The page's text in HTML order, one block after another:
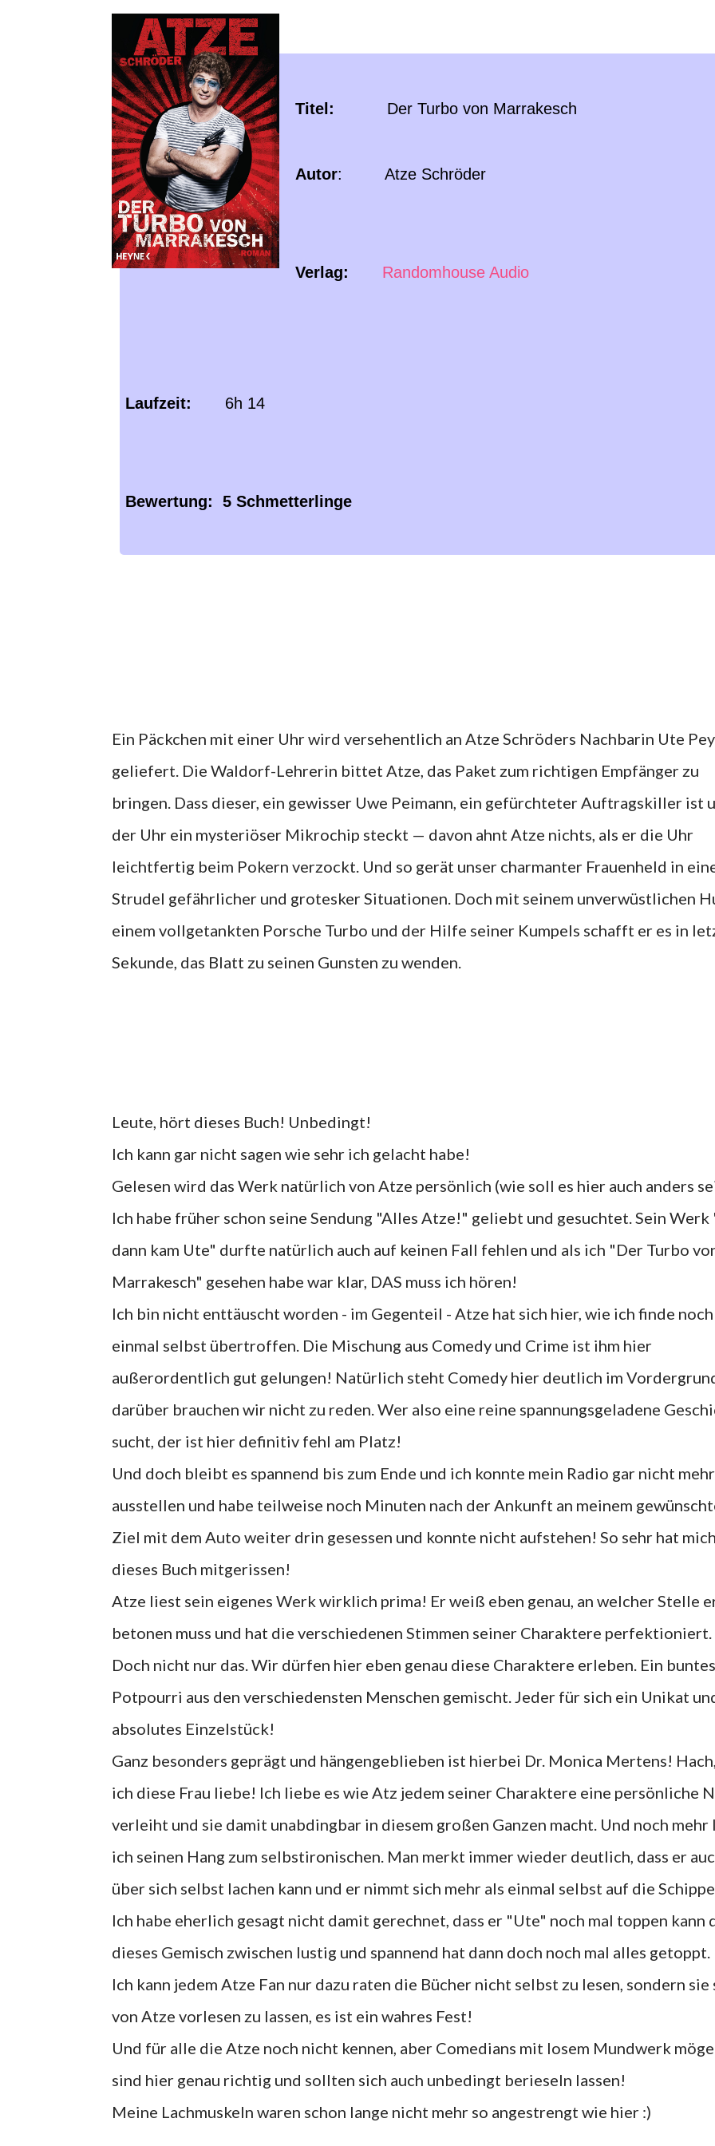
Titel: Der Turbo von Marrakesch
Autor: Atze Schröder
Verlag: Randomhouse Audio
Laufzeit: 6h 14
Bewertung: 5 Schmetterlinge
Ein Päckchen mit einer Uhr wird versehentlich an Atze Schröders Nachbarin Ute
geliefert. Die Waldorf-Lehrerin bittet Atze, das Paket zum richtigen Empfänger zu
bringen. Dass dieser, ein gewisser Uwe Peimann, ein gefürchteter Auftragskiller ist
der Uhr ein mysteriöser Mikrochip steckt — davon ahnt Atze nichts, als er die Uhr
leichtfertig beim Pokern verzockt. Und so gerät unser charmanter Frauenheld in
Strudel gefährlicher und grotesker Situationen. Doch mit seinem unverwüstlichen
einem vollgetankten Porsche Turbo und der Hilfe seiner Kumpels schafft er es in
Sekunde, das Blatt zu seinen Gunsten zu wenden.
Leute, hört dieses Buch! Unbedingt!
Ich kann gar nicht sagen wie sehr ich gelacht habe!
Gelesen wird das Werk natürlich von Atze persönlich (wie soll es hier auch anders
Ich habe früher schon seine Sendung "Alles Atze!" geliebt und gesuchtet. Sein Werk
dann kam Ute" durfte natürlich auch auf keinen Fall fehlen und als ich "Der Turbo
Marrakesch" gesehen habe war klar, DAS muss ich hören!
Ich bin nicht enttäuscht worden - im Gegenteil - Atze hat sich hier, wie ich finde noch
einmal selbst übertroffen. Die Mischung aus Comedy und Crime ist ihm hier
außerordentlich gut gelungen! Natürlich steht Comedy hier deutlich im
darüber brauchen wir nicht zu reden. Wer also eine reine spannungsgeladene
sucht, der ist hier definitiv fehl am Platz!
Und doch bleibt es spannend bis zum Ende und ich konnte mein Radio gar nicht mehr
ausstellen und habe teilweise noch Minuten nach der Ankunft an meinem
Ziel mit dem Auto weiter drin gesessen und konnte nicht aufstehen! So sehr hat mich
dieses Buch mitgerissen!
Atze liest sein eigenes Werk wirklich prima! Er weiß eben genau, an welcher Stelle
betonen muss und hat die verschiedenen Stimmen seiner Charaktere perfektioniert.
Doch nicht nur das. Wir dürfen hier eben genau diese Charaktere erleben. Ein buntes
Potpourri aus den verschiedensten Menschen gemischt. Jeder für sich ein Unikat
absolutes Einzelstück!
Ganz besonders geprägt und hängengeblieben ist hierbei Dr. Monica Mertens!
ich diese Frau liebe! Ich liebe es wie Atz jedem seiner Charaktere eine persönliche
verleiht und sie damit unabdingbar in diesem großen Ganzen macht. Und noch mehr
ich seinen Hang zum selbstironischen. Man merkt immer wieder deutlich, dass er
über sich selbst lachen kann und er nimmt sich mehr als einmal selbst auf die
Ich habe eherlich gesagt nicht damit gerechnet, dass er "Ute" noch mal toppen kann
dieses Gemisch zwischen lustig und spannend hat dann doch noch mal alles getoppt.
Ich kann jedem Atze Fan nur dazu raten die Bücher nicht selbst zu lesen, sondern sie
von Atze vorlesen zu lassen, es ist ein wahres Fest!
Und für alle die Atze noch nicht kennen, aber Comedians mit losem Mundwerk
sind hier genau richtig und sollten sich auch unbedingt berieseln lassen!
Meine Lachmuskeln waren schon lange nicht mehr so angestrengt wie hier :)